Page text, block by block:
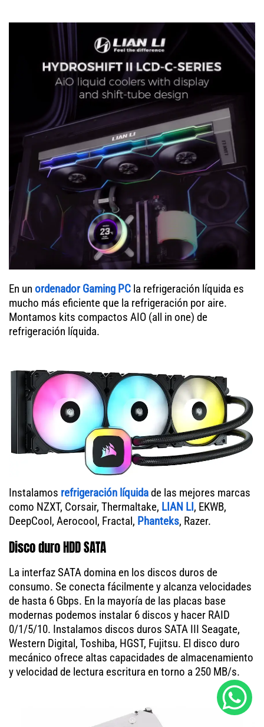
En un ordenador Gaming PC la refrigeración líquida es
mucho más eficiente que la refrigeración por aire.
Montamos kits compactos AIO (all in one) de
refrigeración líquida.
Instalamos refrigeración líquidade las mejores marcas
como NZXT, Corsair, Thermaltake, LIAN LI, EKWB,
DeepCool, Aerocool, Fractal, Phanteks, Razer.
Disco duro HDD SATA
La interfaz SATA domina en los discos duros de
consumo. Se conecta fácilmente y alcanza velocidades
de hasta 6 Gbps. En la mayoría de las placas base
modernas podemos instalar 6 discos y hacer RAID
0/1/5/10. Instalamos discos duros SATA III Seagate,
Western Digital, Toshiba, HGST, Fujitsu. El disco duro
mecánico ofrece altas capacidades de almacenamiento
y velocidad de lectura escritura en torno a 250 MB/s.